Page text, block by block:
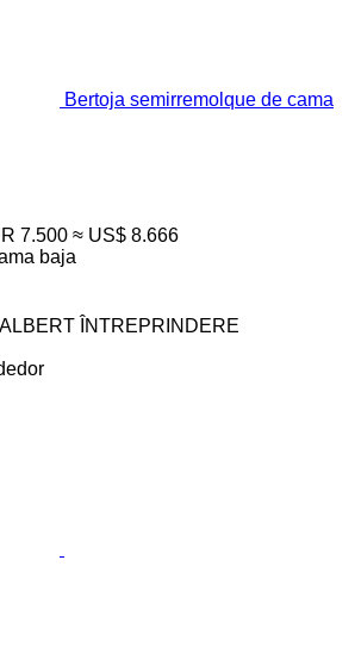
Bertoja semirremolque de cama
7.500 ≈ US$ 8.666
baja
ÎNTREPRINDERE